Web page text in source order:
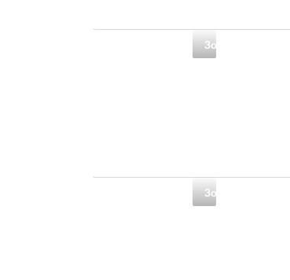
Золотые рецепты
Золотые рецепты